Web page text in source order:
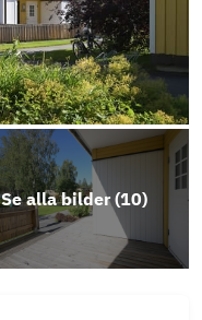
Se alla bilder (10)